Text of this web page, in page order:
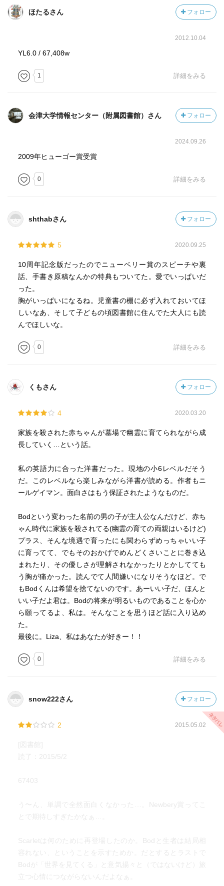
ほたるさん フォロー
2012.10.04
YL6.0 / 67,408w
1 詳細をみる
会津大学情報センター（附属図書館）さん フォロー
2024.09.26
2009年ヒューゴー賞受賞
0 詳細をみる
shthabさん フォロー
5 2020.09.25
10周年記念版だったのでニューベリー賞のスピーチや裏
話、手書き原稿なんかの特典もついてた。愛でいっぱいだ
った。
胸がいっぱいになるね。児童書の棚に必ず入れておいてほ
しいなあ、そして子どもの頃図書館に住んでた大人にも読
んでほしいな。
0 詳細をみる
くもさん フォロー
4 2020.03.20
家族を殺された赤ちゃんが墓場で幽霊に育てられながら成
長していく…という話。
私の英語力に合った洋書だった。現地の小6レベルだそう
だ。このレベルなら楽しみながら洋書が読める。作者もニ
ールゲイマン。面白さはもう保証されたようなものだ。
Bodという変わった名前の男の子が主人公なんだけど、赤ち
ゃん時代に家族を殺されてる(幽霊の育ての両親はいるけど)
プラス、そんな境遇で育ったにも関わらずめっちゃいい子
に育ってて、でもそのおかげでめんどくさいことに巻き込
まれたり、その優しさが理解されなかったりとかしてても
う胸が痛かった。読んでて人間嫌いになりそうなほど。で
もBodくんは希望を捨てないのです。あーいい子だ、ほんと
いい子だよ君は。Bodの将来が明るいものであることを心か
ら願ってるよ、私は。そんなことを思うほど話に入り込め
た。
最後に。Liza、私はあなたが好きー！！
0 詳細をみる
snow222さん フォロー
2 2015.05.02
[図書館]
読了：2015/5/2
67403
う〜ん、単調で全然面白くなかった…。Newbery賞ってこ
とで期待しすぎたかなぁ…。
Scarletは何のために再登場したのか。Bodと生者は結局相
容れない、ということを示すためか。だとするとラストで
Bodが「世界を見てくる」と意気揚々と（ではないけど）旅
立つ心情につながらないんだよなぁ。